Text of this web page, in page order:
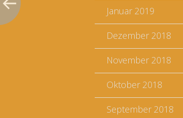
Januar 2019
Dezember 2018
November 2018
Oktober 2018
September 2018